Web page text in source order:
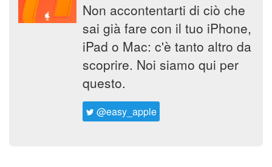
Non accontentarti di ciò che
sai già fare con il tuo iPhone,
iPad o Mac: c'è tanto altro da
scoprire. Noi siamo qui per
questo.
@easy_apple